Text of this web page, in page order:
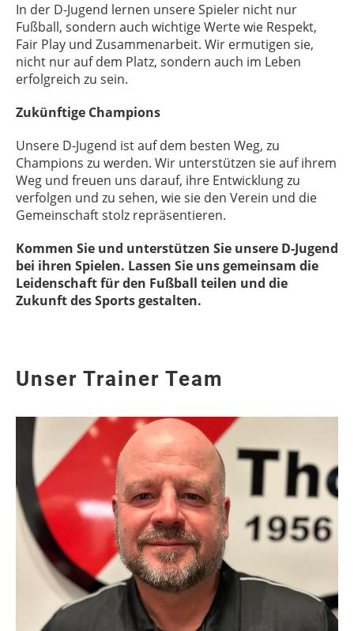
In der D-Jugend lernen unsere Spieler nicht nur
Fußball, sondern auch wichtige Werte wie Respekt,
Fair Play und Zusammenarbeit. Wir ermutigen sie,
nicht nur auf dem Platz, sondern auch im Leben
erfolgreich zu sein.
Zukünftige Champions
Unsere D-Jugend ist auf dem besten Weg, zu
Champions zu werden. Wir unterstützen sie auf ihrem
Weg und freuen uns darauf, ihre Entwicklung zu
verfolgen und zu sehen, wie sie den Verein und die
Gemeinschaft stolz repräsentieren.
Kommen Sie und unterstützen Sie unsere D-Jugend
bei ihren Spielen. Lassen Sie uns gemeinsam die
Leidenschaft für den Fußball teilen und die
Zukunft des Sports gestalten.
Unser Trainer Team